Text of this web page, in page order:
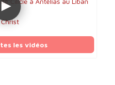
les vidéos